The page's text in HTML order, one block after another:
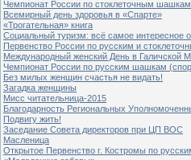
Чемпионат России по стоклеточным
Всемирный день здоровья в «Спарте»
«Трогательная» книга
Социальный туризм: всё самое
Первенство России по русским и
Международный женский День в
Чемпионат России по русским шашкам
Без милых женщин счастья не видать!
Загадка женщины
Мисс читательница-2015
Благодарность Региональных
Подвигу жить!
Заседание Совета директоров при ЦП ВОС
Масленица
Открытое Первенство г. Костромы по